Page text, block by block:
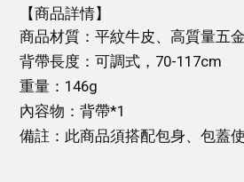
【商品詳情】
商品材質：平紋牛皮、高質量五
背帶長度：可調式，70-117cm
重量：146g
內容物：背帶*1
備註：此商品須搭配包身、包蓋